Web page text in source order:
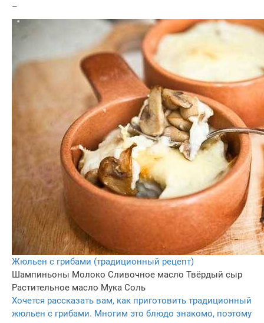
–
Жюльен с грибами (традиционный рецепт)
Шампиньоны Молоко Сливочное масло Твёрдый сыр
Растительное масло Мука Соль
Хочется рассказать вам, как приготовить традиционный
жюльен с грибами. Многим это блюдо знакомо, поэтому